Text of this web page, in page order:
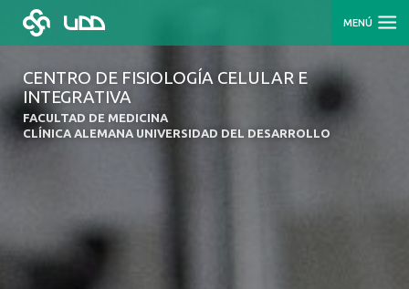
MENÚ
CENTRO DE FISIOLOGÍA CELULAR E
INTEGRATIVA
FACULTAD DE MEDICINA
CLÍNICA ALEMANA UNIVERSIDAD DEL DESARROLLO